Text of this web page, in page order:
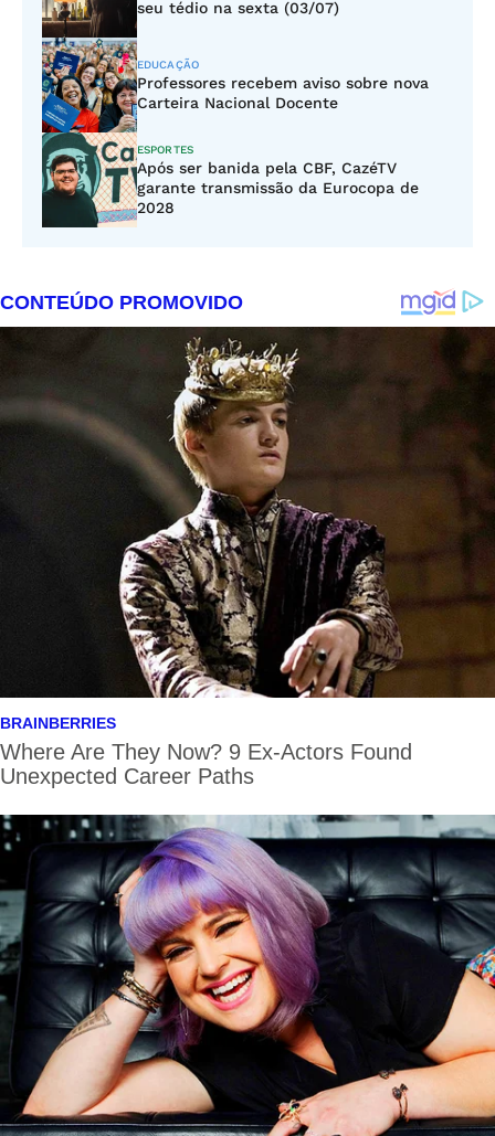
seu tédio na sexta (03/07)
EDUCAÇÃO
Professores recebem aviso sobre nova
Carteira Nacional Docente
ESPORTES
Após ser banida pela CBF, CazéTV
garante transmissão da Eurocopa de
2028